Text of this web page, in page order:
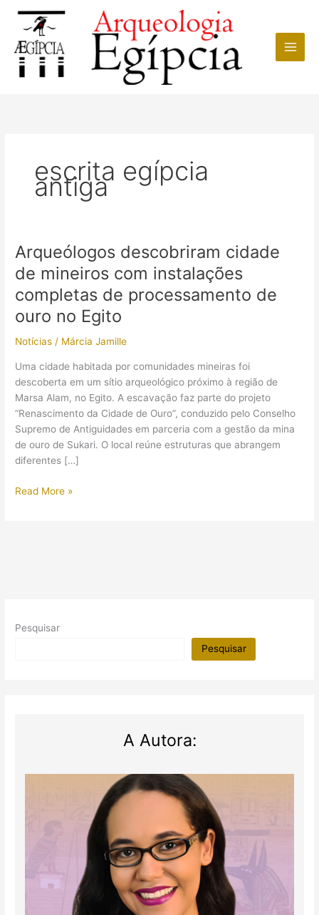
conteúdo
escrita egípcia
antiga
Arqueólogos descobriram cidade
de mineiros com instalações
completas de processamento de
ouro no Egito
Notícias / Márcia Jamille
Uma cidade habitada por comunidades mineiras foi
descoberta em um sítio arqueológico próximo à região de
Marsa Alam, no Egito. A escavação faz parte do projeto
“Renascimento da Cidade de Ouro”, conduzido pelo Conselho
Supremo de Antiguidades em parceria com a gestão da mina
de ouro de Sukari. O local reúne estruturas que abrangem
diferentes […]
Arqueólogos
processamento
Read More »
Pesquisar
Pesquisar
A Autora: